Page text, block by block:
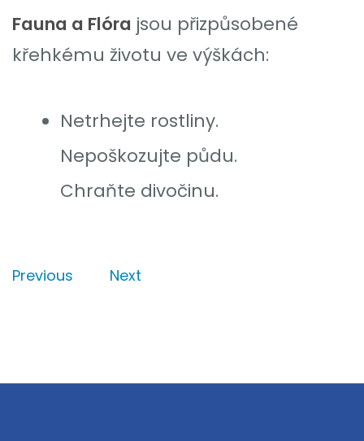
Fauna a Flóra jsou přizpůsobené
křehkému životu ve výškách:
Netrhejte rostliny.
Nepoškozujte půdu.
Chraňte divočinu.
Previous Next